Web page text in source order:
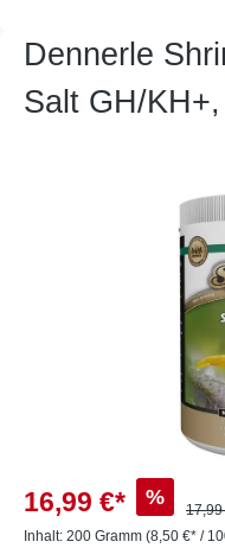
Dennerle
Salt GH/
Bildergalerie
16,99 €* %
Inhalt: 200 Gramm (8,50 €* /